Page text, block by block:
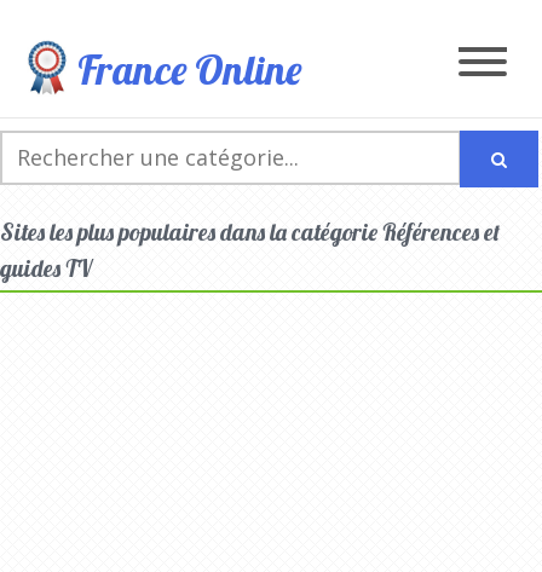
France Online
Sites les plus populaires dans la catégorie Références et
guides TV